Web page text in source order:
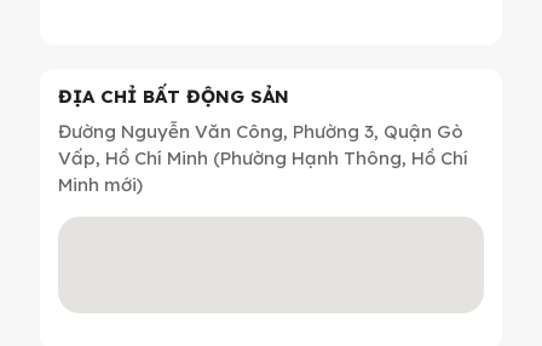
ĐỊA CHỈ BẤT ĐỘNG SẢN
Đường Nguyễn Văn Công, Phường 3, Quận Gò
Vấp, Hồ Chí Minh (Phường Hạnh Thông, Hồ Chí
Minh mới)